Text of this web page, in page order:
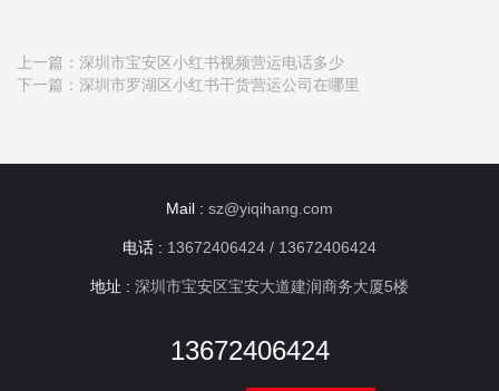
上一篇： 深圳市宝安区小红书视频营运电话多少
下一篇： 深圳市罗湖区小红书干货营运公司在哪里
Mail : sz@yiqihang.com
电话 : 13672406424 / 13672406424
地址 : 深圳市宝安区宝安大道建润商务大厦5楼
13672406424